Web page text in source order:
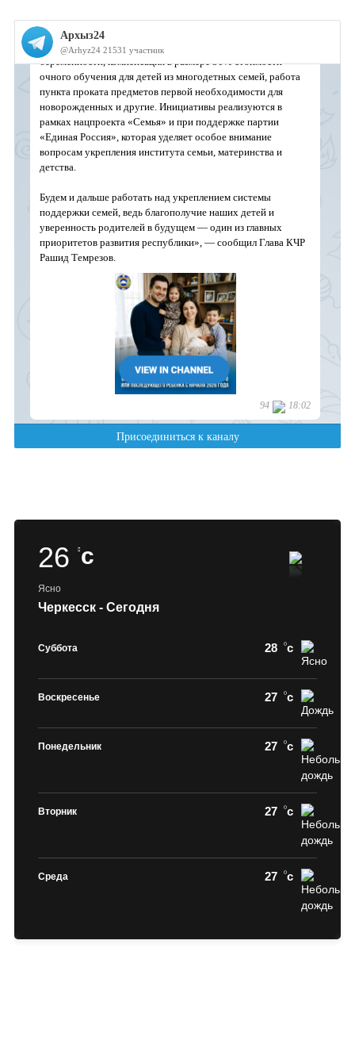
26 c
Ясно
Черкесск - Сегодня
Суббота 28 c
Воскресенье 27 c
Понедельник 27 c
Вторник 27 c
Среда 27 c